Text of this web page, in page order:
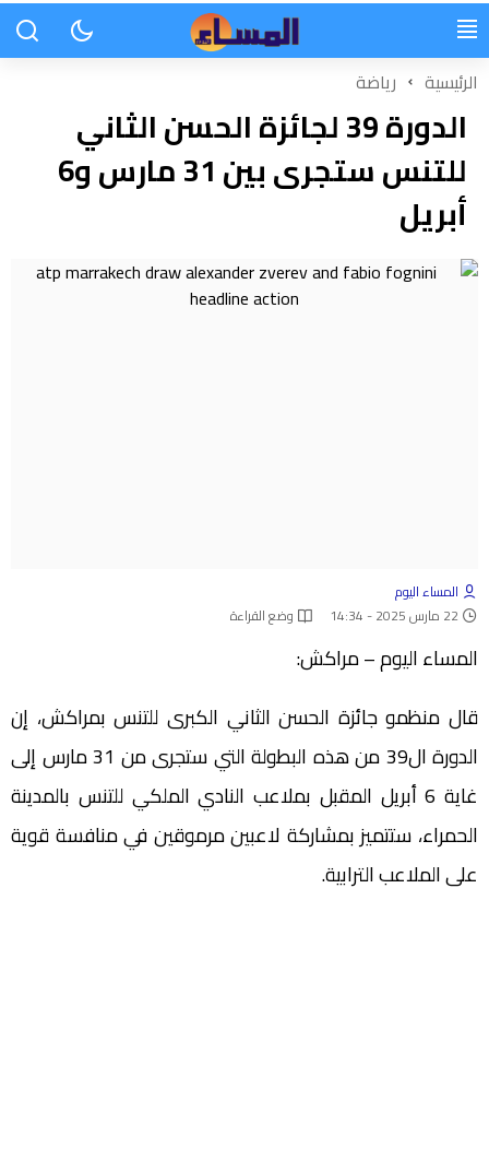
الرئيسية رياضة
الدورة 39 لجائزة الحسن الثاني
للتنس ستجرى بين 31 مارس و6
أبريل
المساء اليوم
22 مارس 2025 - 14:34
وضع القراءة
المساء اليوم – مراكش:
قال منظمو جائزة الحسن الثاني الكبرى للتنس بمراكش، إن
الدورة ال39 من هذه البطولة التي ستجرى من 31 مارس إلى
غاية 6 أبريل المقبل بملاعب النادي الملكي للتنس بالمدينة
الحمراء، ستتميز بمشاركة لاعبين مرموقين في منافسة قوية
على الملاعب الترابية.